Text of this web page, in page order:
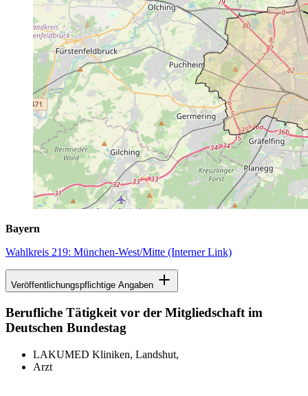
Bayern
Wahlkreis 219: München-West/Mitte (Interner Link)
Veröffentlichungspflichtige Angaben
Berufliche Tätigkeit vor der Mitgliedschaft im
Deutschen Bundestag
LAKUMED Kliniken, Landshut,
Arzt